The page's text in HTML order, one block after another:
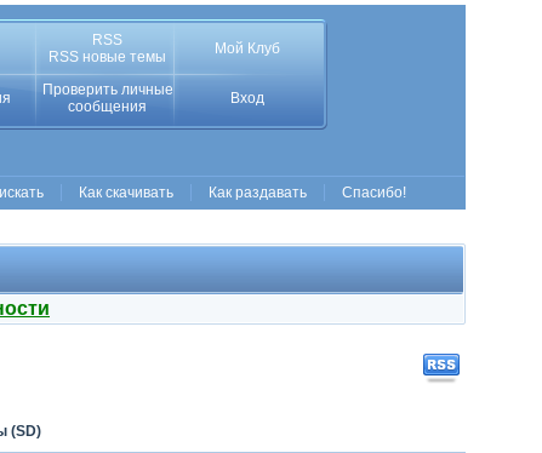
RSS
RSS новые темы
Мой Клуб
Проверить личные
сообщения
Вход
Как скачивать Как раздавать Спасибо!
(SD)